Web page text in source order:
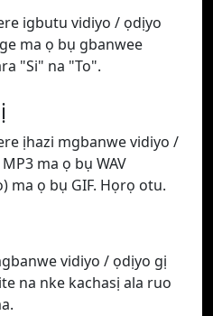
igbutu vidiyo / ọdịyo
ma ọ bụ gbanwee
"Si" na "To".
ịhazi mgbanwe vidiyo /
ma ọ bụ WAV
ma ọ bụ GIF. Họrọ otu.
vidiyo / ọdịyo gị
na nke kachasị ala ruo